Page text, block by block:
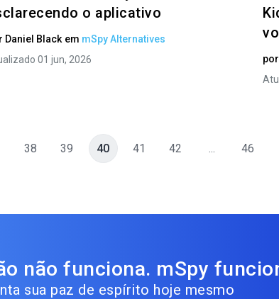
o aplicativo
Daniel Black em mSpy Alternatives
01 jun, 2026
por
38 39 40 41 42 ... 46
não funciona. mSpy
sua paz de espírito hoje mesmo